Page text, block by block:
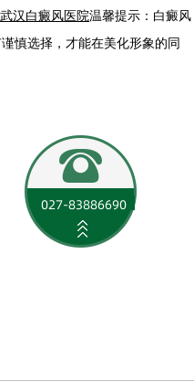
武汉白癜风医院温馨提示：白癜风
慎选择，才能在美化形象的同